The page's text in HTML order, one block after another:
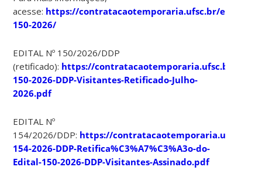
acesse: https://contratacaotemporaria.ufsc.br/edital-
150-2026/
EDITAL Nº 150/2026/DDP
(retificado): https://contratacaotemporaria.ufsc.br/files/
150-2026-DDP-Visitantes-Retificado-Julho-
2026.pdf
EDITAL Nº
154/2026/DDP: https://contratacaotemporaria.ufsc.br/
154-2026-DDP-Retifica%C3%A7%C3%A3o-do-
Edital-150-2026-DDP-Visitantes-Assinado.pdf